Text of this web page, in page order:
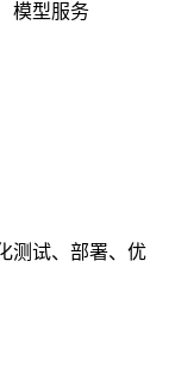
模型服务
测试、部署、优